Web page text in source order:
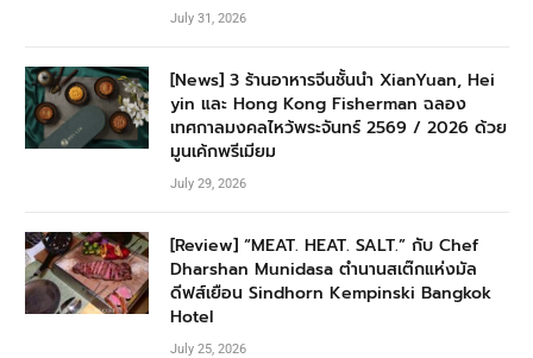
July 31, 2026
[News] 3 ร้านอาหารจีนชั้นนำ XianYuan, Hei
yin และ Hong Kong Fisherman ฉลอง
เทศกาลมงคลไหว้พระจันทร์ 2569 / 2026 ด้วย
มูนเค้กพรีเมียม
July 29, 2026
[Review] “MEAT. HEAT. SALT.” กับ Chef
Dharshan Munidasa ตำนานสเต๊กแห่งมัล
ดีฟส์เยือน Sindhorn Kempinski Bangkok
Hotel
July 25, 2026